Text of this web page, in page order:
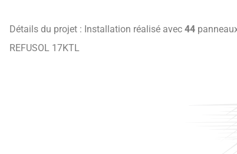
Détails du projet : Installation réalisé avec 44
REFUSOL 17KTL